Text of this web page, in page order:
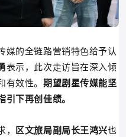
媒的全链路营销特色给予认
表示，此次走访旨在深入倾
效性。 期望剧星传媒能坚
引下再创佳绩。
区文旅局副局长王鸿兴也